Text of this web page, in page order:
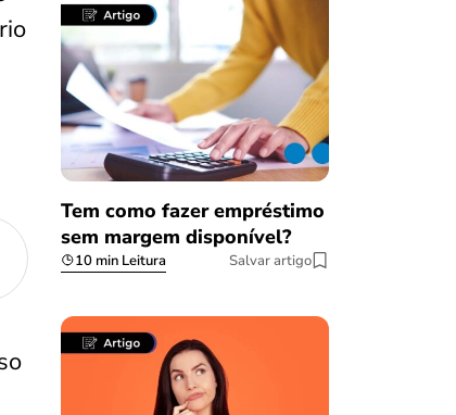
Tem como fazer empréstimo
sem margem disponível?
10 min Leitura Salvar artigo